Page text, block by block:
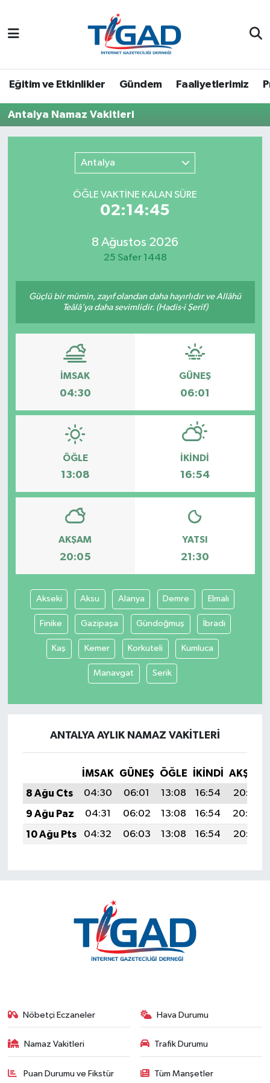
Eğitim ve Etkinlikler Gündem Faaliyetlerimiz
Antalya Namaz Vakitleri
Antalya
ÖĞLE VAKTİNE KALAN SÜRE
02:14:45
8 Ağustos 2026
25 Safer 1448
Güçlü bir mümin, zayıf olandan daha hayırlıdır ve Allâhü
Teâlâ’ya daha sevimlidir. (Hadis-i Şerif)
İMSAK
04:30
GÜNEŞ
06:01
ÖĞLE
13:08
İKINDI
16:54
AKŞAM
20:05
YATSI
21:30
Akseki Aksu Alanya Demre Elmalı
Finike Gazipaşa Gündoğmuş İbradı
Kaş Kemer Korkuteli Kumluca
Manavgat Serik
ANTALYA AYLIK NAMAZ VAKITLERI
İMSAK GÜNEŞ ÖĞLE İKINDI
AKŞAM
8 Ağu Cts
04:30 06:01 13:08 16:54
20:05
9 Ağu Paz
04:31 06:02 13:08 16:54
20:04
10 Ağu Pts
04:32 06:03 13:08 16:54 20:03
Nöbetçi Eczaneler Hava Durumu
Namaz Vakitleri Trafik Durumu
Puan Durumu ve Fikstür Tüm Manşetler
Nöbetçi Eczaneler
Trafik Durumu
Puan Durumu ve Fikstür
Tüm Manşetler